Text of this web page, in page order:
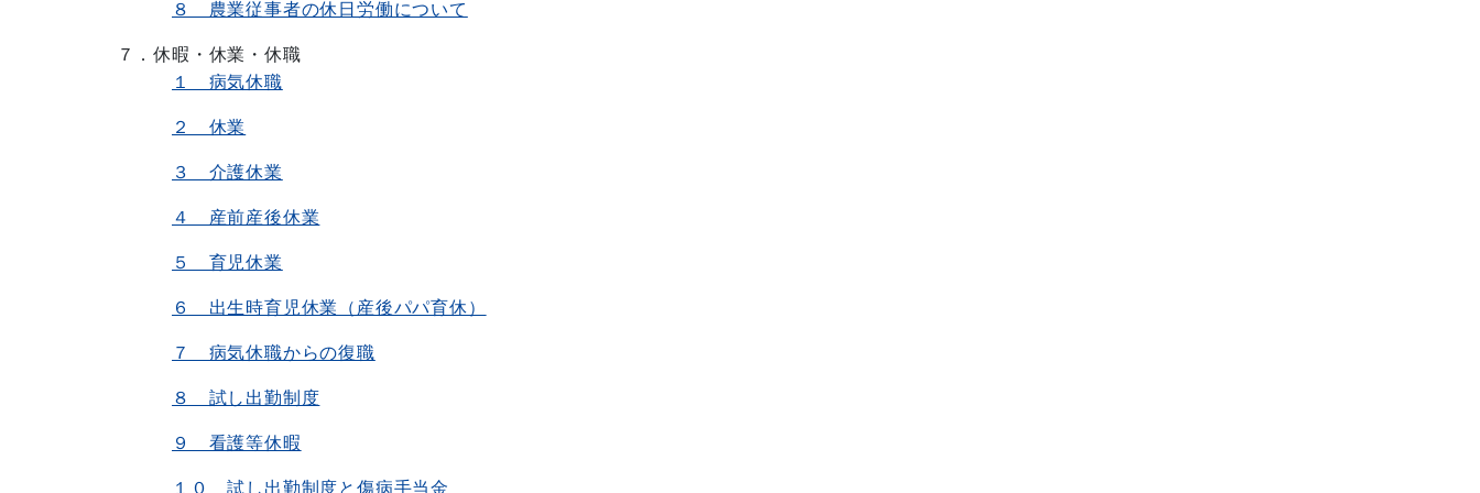
８ 農業従事者の休日労働について
７．休暇・休業・休職
１ 病気休職
２ 休業
３ 介護休業
４ 産前産後休業
５ 育児休業
６ 出生時育児休業（産後パパ育休）
７ 病気休職からの復職
８ 試し出勤制度
９ 看護等休暇
１０ 試し出勤制度と傷病手当金